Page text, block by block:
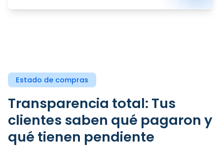
Estado de compras
Transparencia total: Tus
clientes saben qué pagaron y
qué tienen pendiente